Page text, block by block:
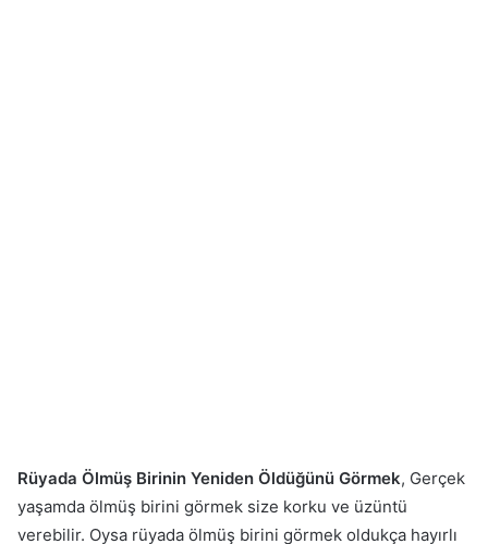
Rüyada Ölmüş Birinin Yeniden Öldüğünü Görmek, Gerçek
yaşamda ölmüş birini görmek size korku ve üzüntü
verebilir. Oysa rüyada ölmüş birini görmek oldukça hayırlı